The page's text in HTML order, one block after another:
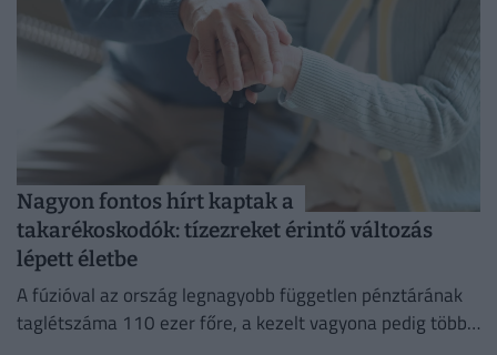
Nagyon fontos hírt kaptak a
takarékoskodók: tízezreket érintő változás
lépett életbe
A fúzióval az ország legnagyobb független pénztárának
taglétszáma 110 ezer főre, a kezelt vagyona pedig több